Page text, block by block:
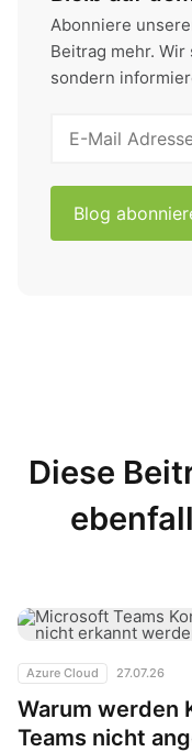
Abonniere
Beitrag mehr.
sondern
Diese
Azure Cloud 27.07.26
Warum werden
Teams nicht
Warum werden